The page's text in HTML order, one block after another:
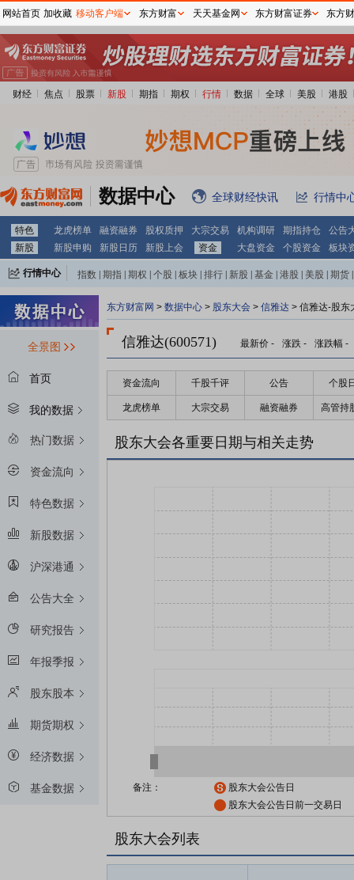
财经 焦点 股票 新股 期指 期权 行情 数据 全球 美股 港股
数据中心 全球财经快讯 行情中
特色 龙虎榜单 融资融券 股权质押 大宗交易 机构调研 期指持仓
公告
新股
新股申购 新股日历 新股上会 资金 大盘资金 个股资金 板块
行情中心 指数 期指 期权 个股 板块 排行 新股 基金 港股 美股 期货
全景图
首页
我的数据
热门数据
资金流向
特色数据
新股数据
沪深港通
公告大全
研究报告
年报季报
股东股本
期货期权
经济数据
基金数据
东方财富网 > 数据中心 > 股东大会 > 信雅达 > 信雅达-股东
信雅达(600571) 最新价 - 涨跌 - 涨跌幅 -
资金流向 千股千评 公告 个股
龙虎榜单 大宗交易 融资融券 高管持
股东大会各重要日期与相关走势
备注：
股东大会公告日
股东大会公告日前一交易日
股东大会列表
网站首页 加收藏 移动客户端 东方财富 天天基金网 东方财富证券 东方